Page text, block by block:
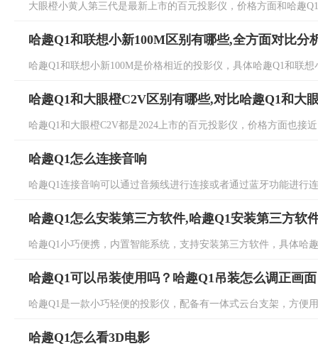
大眼橙小黄人第三代是最新上市的百元投影仪，价格方面和哈趣
哈趣Q1和联想小新100M区别有哪些,全方面对比分
哈趣Q1和联想小新100M是价格相近的投影仪，具体哈趣Q1和联
哈趣Q1和大眼橙C2V区别有哪些,对比哈趣Q1和大
哈趣Q1和大眼橙C2V都是2024上市的百元投影仪，价格方面也接
哈趣Q1怎么连接音响
哈趣Q1连接音响可以通过音频线进行连接或者通过蓝牙功能进行
哈趣Q1怎么安装第三方软件,哈趣Q1安装第三方软
哈趣Q1小巧便携，内置智能系统，支持安装第三方软件，具体哈
哈趣Q1可以吊装使用吗？哈趣Q1吊装怎么调正画面
哈趣Q1是一款小巧轻便的投影仪，配备有一体式云台支架，方便
哈趣Q1怎么看3D电影